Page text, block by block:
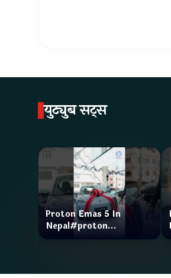
युट्युब सट्स
Proton Emas 5 In
Nepal#proton